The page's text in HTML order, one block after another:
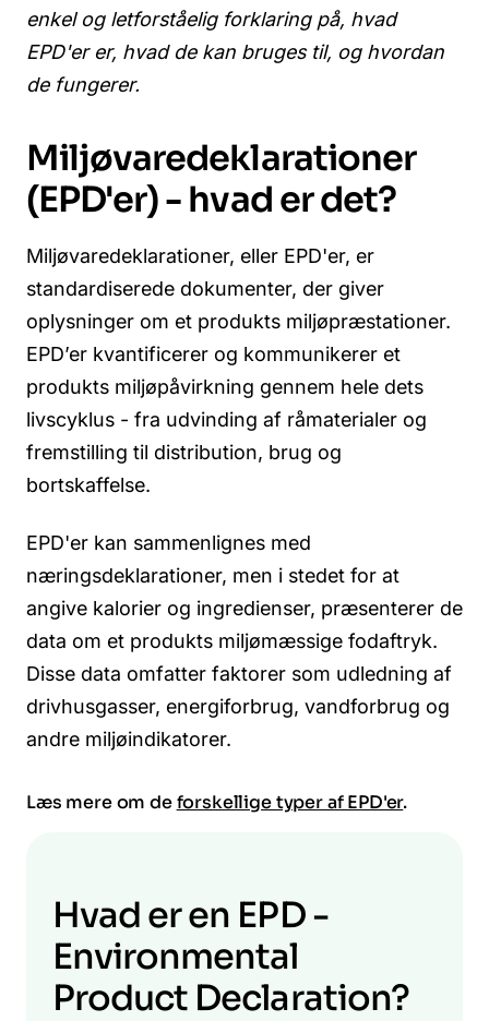
enkel og letforståelig forklaring på, hvad
EPD'er er, hvad de kan bruges til, og hvordan
de fungerer.
Miljøvaredeklarationer
(EPD'er) - hvad er det?
Miljøvaredeklarationer, eller EPD'er, er
standardiserede dokumenter, der giver
oplysninger om et produkts miljøpræstationer.
EPD’er kvantificerer og kommunikerer et
produkts miljøpåvirkning gennem hele dets
livscyklus - fra udvinding af råmaterialer og
fremstilling til distribution, brug og
bortskaffelse.
EPD'er kan sammenlignes med
næringsdeklarationer, men i stedet for at
angive kalorier og ingredienser, præsenterer de
data om et produkts miljømæssige fodaftryk.
Disse data omfatter faktorer som udledning af
drivhusgasser, energiforbrug, vandforbrug og
andre miljøindikatorer.
Læs mere om deforskellige typer af EPD'er.
Hvad er en EPD -
Environmental
Product Declaration?